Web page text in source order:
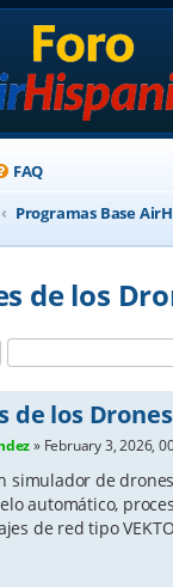
FAQ
Programas Base
de los
de los
» February 3, 2026,
simulador de
automático,
de red tipo